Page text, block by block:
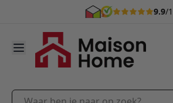
9.9/
Ga naar de inhoud
Waar ben je naar op zoek?